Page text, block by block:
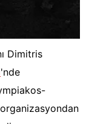
Dimitris
'nde